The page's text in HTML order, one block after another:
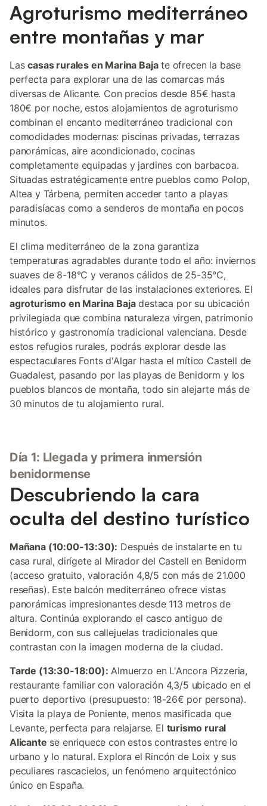
Agroturismo mediterráneo
entre montañas y mar
Lascasas rurales en Marina Bajate ofrecen la base
perfecta para explorar una de las comarcas más
diversas de Alicante. Con precios desde 85€ hasta
180€ por noche, estos alojamientos de agroturismo
combinan el encanto mediterráneo tradicional con
comodidades modernas: piscinas privadas, terrazas
panorámicas, aire acondicionado, cocinas
completamente equipadas y jardines con barbacoa.
Situadas estratégicamente entre pueblos como Polop,
Altea y Tárbena, permiten acceder tanto a playas
paradisíacas como a senderos de montaña en pocos
minutos.
El clima mediterráneo de la zona garantiza
temperaturas agradables durante todo el año: inviernos
suaves de 8-18°C y veranos cálidos de 25-35°C,
ideales para disfrutar de las instalaciones exteriores. El
agroturismo en Marina Bajadestaca por su ubicación
privilegiada que combina naturaleza virgen, patrimonio
histórico y gastronomía tradicional valenciana. Desde
estos refugios rurales, podrás explorar desde las
espectaculares Fonts d'Algar hasta el mítico Castell de
Guadalest, pasando por las playas de Benidorm y los
pueblos blancos de montaña, todo sin alejarte más de
30 minutos de tu alojamiento rural.
Día 1: Llegada y primera inmersión
benidormense
Descubriendo la cara
oculta del destino turístico
Mañana (10:00-13:30): Después de instalarte en tu
casa rural, dirígete al Mirador del Castell en Benidorm
(acceso gratuito, valoración 4,8/5 con más de 21.000
reseñas). Este balcón mediterráneo ofrece vistas
panorámicas impresionantes desde 113 metros de
altura. Continúa explorando el casco antiguo de
Benidorm, con sus callejuelas tradicionales que
contrastan con la imagen moderna de la ciudad.
Tarde (13:30-18:00): Almuerzo en L'Ancora Pizzeria,
restaurante familiar con valoración 4,3/5 ubicado en el
puerto deportivo (presupuesto: 18-26€ por persona).
Visita la playa de Poniente, menos masificada que
Levante, perfecta para relajarse. El turismo rural
Alicante se enriquece con estos contrastes entre lo
urbano y lo natural. Explora el Rincón de Loix y sus
peculiares rascacielos, un fenómeno arquitectónico
único en España.